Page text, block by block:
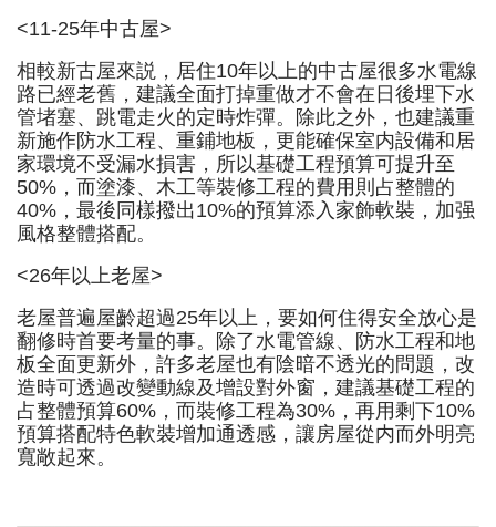
<11-25年中古屋>
相較新古屋來説，居住10年以上的中古屋很多水電線
路已經老舊，建議全面打掉重做才不會在日後埋下水
管堵塞、跳電走火的定時炸彈。除此之外，也建議重
新施作防水工程、重鋪地板，更能確保室内設備和居
家環境不受漏水損害，所以基礎工程預算可提升至
50%，而塗漆、木工等裝修工程的費用則占整體的
40%，最後同樣撥出10%的預算添入家飾軟裝，加强
風格整體搭配。
<26年以上老屋>
老屋普遍屋齡超過25年以上，要如何住得安全放心是
翻修時首要考量的事。除了水電管線、防水工程和地
板全面更新外，許多老屋也有陰暗不透光的問題，改
造時可透過改變動線及增設對外窗，建議基礎工程的
占整體預算60%，而裝修工程為30%，再用剩下10%
預算搭配特色軟裝增加通透感，讓房屋從内而外明亮
寬敞起來。